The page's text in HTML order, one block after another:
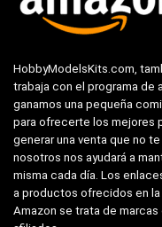
HobbyModelsKits.com,
trabaja con el programa de
ganamos una pequeña
para ofrecerte los mejores
generar una venta que no
nosotros nos ayudará a
misma cada día. Los
a productos ofrecidos en la
Amazon se trata de